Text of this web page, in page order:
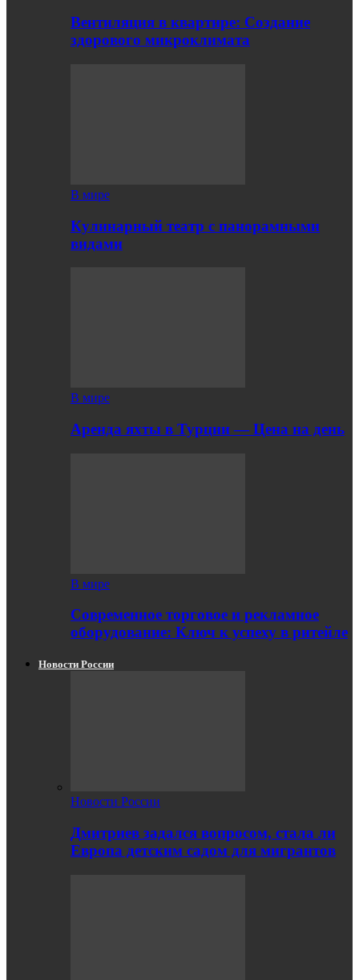
Вентиляция в квартире: Создание
здорового микроклимата
В мире
Кулинарный театр с панорамными
видами
В мире
Аренда яхты в Турции — Цена на день
В мире
Современное торговое и рекламное
оборудование: Ключ к успеху в ритейле
Новости России
Новости России
Дмитриев задался вопросом, стала ли
Европа детским садом для мигрантов